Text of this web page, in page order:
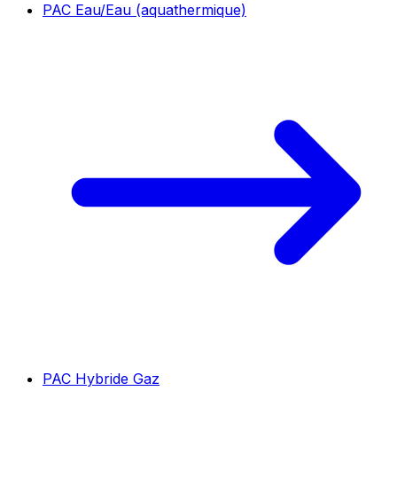
PAC Eau/Eau (aquathermique)
PAC Hybride Gaz